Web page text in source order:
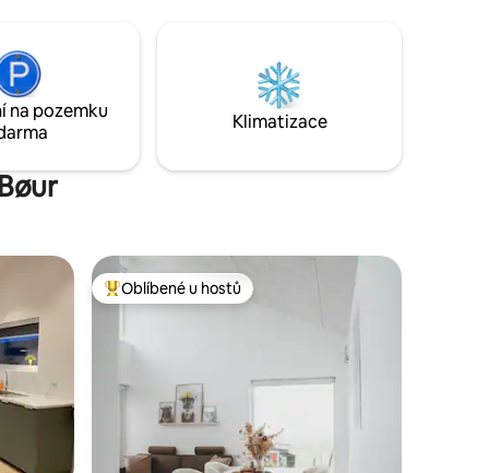
spil. Med oplevelser som James Bond
mindestenen, Kópakonan, bestilling af
lækker morgenmad og meget mere.
na pozemku
Klimatizace
Nejlepší v kategorii Oblíbené u hostů
Oblíbené u hostů